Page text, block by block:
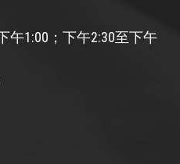
午1:00；下午2:30至下午